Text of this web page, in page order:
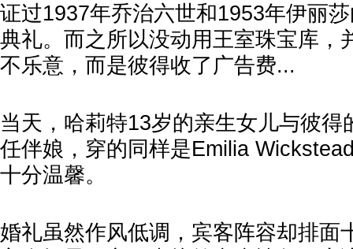
证过1937年乔治六世和1953年伊丽
典礼。而之所以没动用王室珠宝库，
不乐意，而是彼得收了广告费...
当天，哈莉特13岁的亲生女儿与彼得
任伴娘，穿的同样是Emilia
十分温馨。
婚礼虽然作风低调，宾客阵容却排面